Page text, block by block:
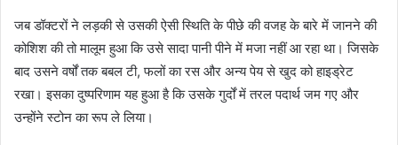
जब डॉक्टरों ने लड़की से उसकी ऐसी स्थिति के पीछे की वजह के बारे में जानने की
कोशिश की तो मालूम हुआ कि उसे सादा पानी पीने में मजा नहीं आ रहा था। जिसके
बाद उसने वर्षों तक बबल टी, फलों का रस और अन्य पेय से खुद को हाइड्रेट
रखा। इसका दुष्परिणाम यह हुआ है कि उसके गुर्दों में तरल पदार्थ जम गए और
उन्होंने स्टोन का रूप ले लिया।